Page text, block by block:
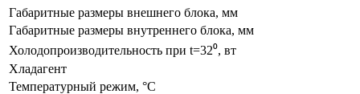
Габаритные размеры внешнего блока, мм
Габаритные размеры внутреннего блока, мм
Холодопроизводительность при t=32⁰, вт
Хладагент
Температурный режим, °С